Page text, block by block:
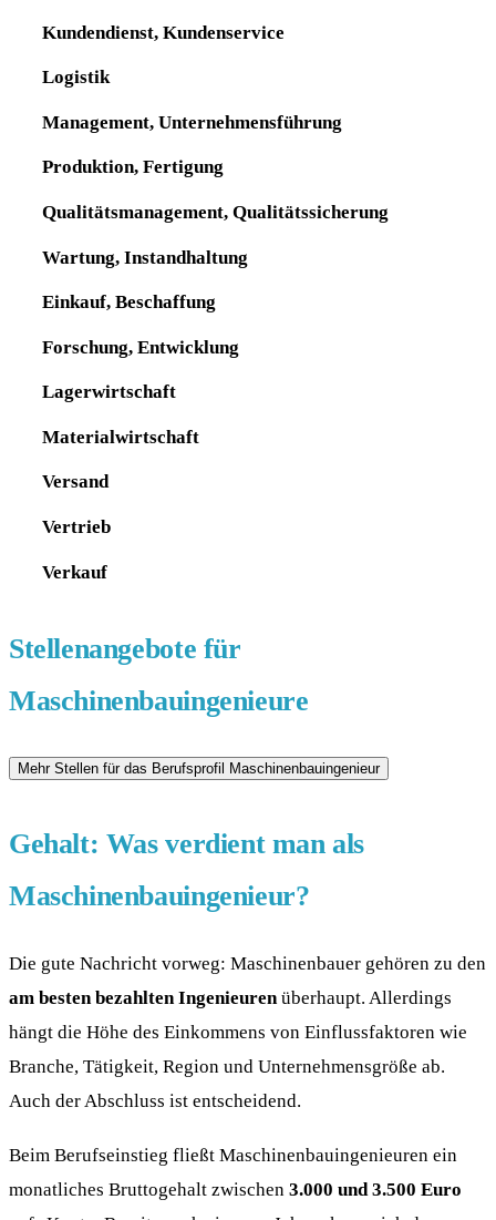
Kundendienst, Kundenservice
Logistik
Management, Unternehmensführung
Produktion, Fertigung
Qualitätsmanagement, Qualitätssicherung
Wartung, Instandhaltung
Einkauf, Beschaffung
Forschung, Entwicklung
Lagerwirtschaft
Materialwirtschaft
Versand
Vertrieb
Verkauf
Stellenangebote für
Maschinenbauingenieure
Gehalt: Was verdient man als
Maschinenbauingenieur?
Die gute Nachricht vorweg: Maschinenbauer gehören zu den
am besten bezahlten Ingenieuren überhaupt. Allerdings
hängt die Höhe des Einkommens von Einflussfaktoren wie
Branche, Tätigkeit, Region und Unternehmensgröße ab.
Auch der Abschluss ist entscheidend.
Beim Berufseinstieg fließt Maschinenbauingenieuren ein
monatliches Bruttogehalt zwischen 3.000 und 3.500 Euro